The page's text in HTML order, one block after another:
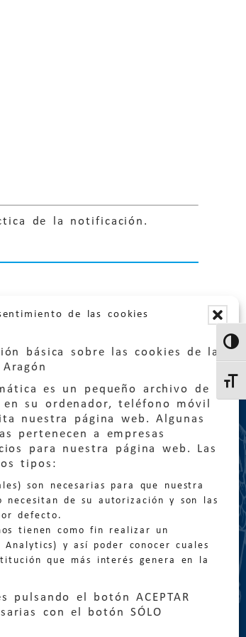
de las cookies
básica sobre las cookies de la
es un pequeño archivo de
su ordenador, teléfono móvil
nuestra página web. Algunas
pertenecen a empresas
para nuestra página web. Las
tipos:
son necesarias para que nuestra
necesitan de su autorización y son las
defecto.
tienen como fin realizar un
y así poder conocer cuales
que más interés genera en la
pulsando el botón ACEPTAR
con el botón SÓLO
de la notificación.
210/ 976 399 354